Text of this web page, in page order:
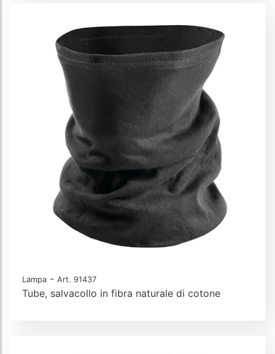
Lampa - Art. 91437
Tube, salvacollo in fibra naturale di cotone